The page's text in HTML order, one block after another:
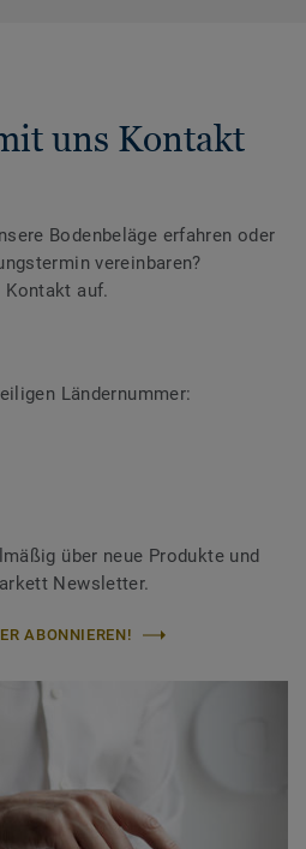
uns Kontakt
Bodenbeläge erfahren oder
vereinbaren?
Kontakt auf.
Ländernummer:
über neue Produkte und
Newsletter.
ABONNIEREN!